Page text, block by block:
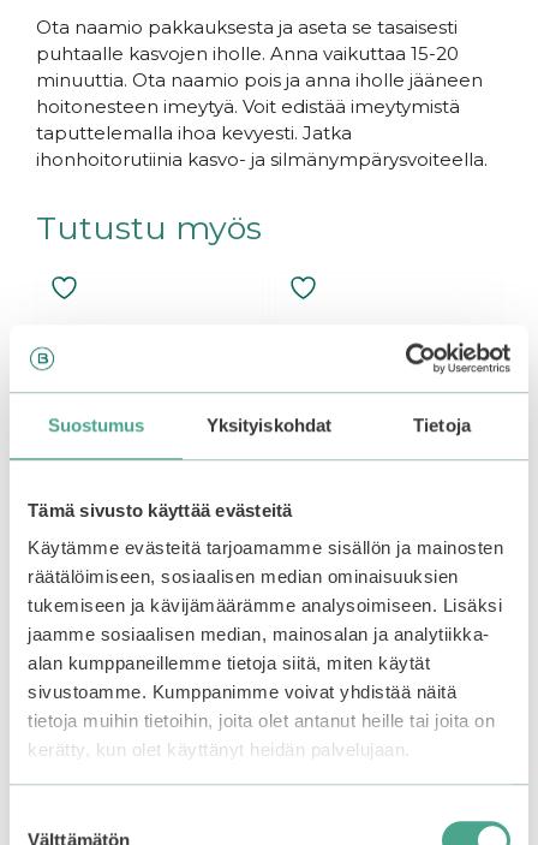
Suostumus Yksityiskohdat Tietoja
Tämä sivusto käyttää evästeitä
Käytämme evästeitä tarjoamamme sisällön ja mainosten
räätälöimiseen, sosiaalisen median ominaisuuksien
tukemiseen ja kävijämäärämme analysoimiseen. Lisäksi
jaamme sosiaalisen median, mainosalan ja analytiikka-
alan kumppaneillemme tietoja siitä, miten käytät
sivustoamme. Kumppanimme voivat yhdistää näitä
tietoja muihin tietoihin, joita olet antanut heille tai joita on
kerätty, kun olet käyttänyt heidän palvelujaan.
Välttämätön
Ota naamio pakkauksesta ja aseta se tasaisesti
puhtaalle kasvojen iholle. Anna vaikuttaa 15-20
minuuttia. Ota naamio pois ja anna iholle jääneen
hoitonesteen imeytyä. Voit edistää imeytymistä
taputtelemalla ihoa kevyesti. Jatka
ihonhoitorutiinia kasvo- ja silmänympärysvoiteella.
Tutustu myös
Holika Holika | Pig
Nose Clear Blackhead
3-Step Kit
3.45
5:stä
5,90€
Lisää ostoskoriin
Mizon | Snail Repair
Intensive Ampoule
4.35
29,90€
Lisää ostoskoriin